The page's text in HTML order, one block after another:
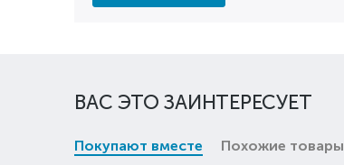
ВАС ЭТО ЗАИНТЕРЕСУЕТ
Покупают вместе Похожие товары